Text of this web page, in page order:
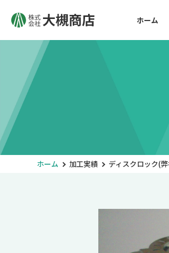
ホーム
ホーム 加工実績 ディスクロック(